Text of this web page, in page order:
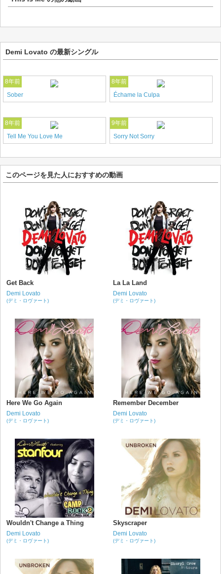
Demi Lovato の最新シングル
8年前
Sober
8年前
Échame la Culpa
8年前
Tell Me You Love Me
9年前
Sorry Not Sorry
このページを見た人におすすめの動画
Get Back
Demi Lovato
(デミ・ロヴァート)
La La Land
Demi Lovato
(デミ・ロヴァート)
Here We Go Again
Demi Lovato
(デミ・ロヴァート)
Remember December
Demi Lovato
(デミ・ロヴァート)
Wouldn't Change a Thing
Demi Lovato
(デミ・ロヴァート)
Skyscraper
Demi Lovato
(デミ・ロヴァート)